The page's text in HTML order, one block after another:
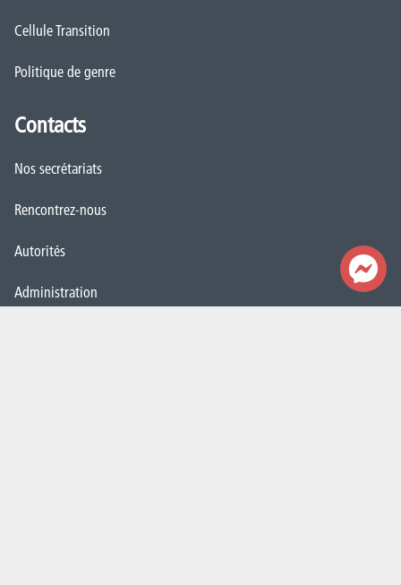
Cellule Transition
Politique de genre
Contacts
Nos secrétariats
Rencontrez-nous
Autorités
Administration